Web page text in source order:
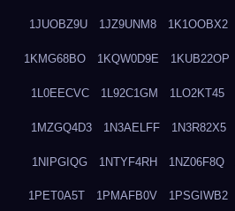
1JUOBZ9U 1JZ9UNM8 1K1OOBX2
1KMG68BO 1KQW0D9E 1KUB22OP
1L0EECVC 1L92C1GM 1LO2KT45
1MZGQ4D3 1N3AELFF 1N3R82X5
1NIPGIQG 1NTYF4RH 1NZ06F8Q
1PET0A5T 1PMAFB0V 1PSGIWB2